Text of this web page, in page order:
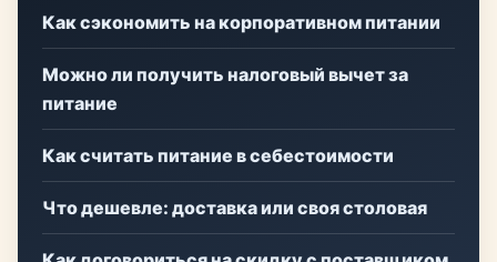
Как сэкономить на корпоративном питании
Можно ли получить налоговый вычет за
питание
Как считать питание в себестоимости
Что дешевле: доставка или своя столовая